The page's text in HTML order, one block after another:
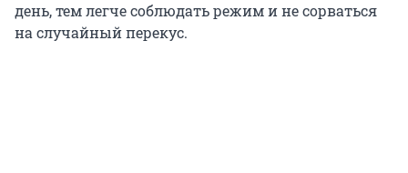
день, тем легче соблюдать режим и не сорваться
на случайный перекус.